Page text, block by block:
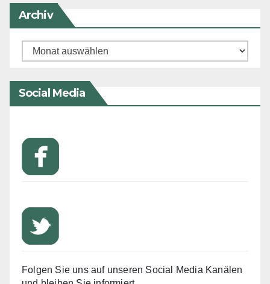
Archiv
Archiv
Social Media
Folgen Sie uns auf unseren Social Media Kanälen